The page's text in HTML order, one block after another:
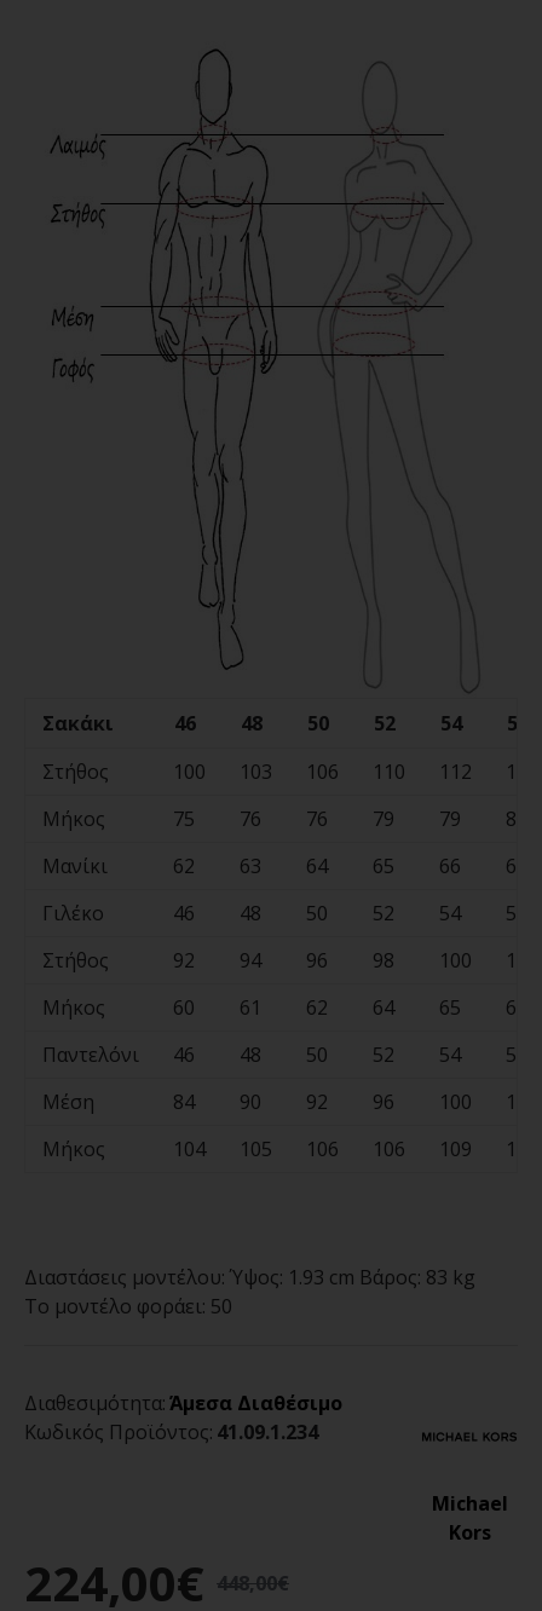
Σακάκι 46 48 50 52 54
56
Στήθος
100 103 106 110 112
114
Μήκος
75 76 76 79 79
80
Μανίκι
62 63 64 65 66
67
Γιλέκο
46 48 50 52 54
56
Στήθος
92 94 96 98 100
102
Μήκος
60 61 62 64 65
65
Παντελόνι
46 48 50 52 54
56
Μέση
84 90 92 96 100
104
Μήκος
104 105 106 106 109 110
Διαστάσεις μοντέλου: Ύψος: 1.93 cm Βάρος: 83 kg
Το μοντέλο φοράει: 50
224,00€ 448,00€
Διαθεσιμότητα:Άμεσα Διαθέσιμο
Κωδικός Προϊόντος: 41.09.1.234
Michael
Kors